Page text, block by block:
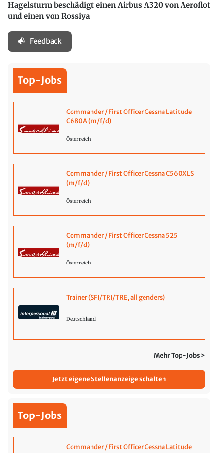
Hagelsturm beschädigt einen Airbus A320 von Aeroflot
und einen von Rossiya
Feedback
Top-Jobs
Commander / First Officer Cessna Latitude
C680A (m/f/d)
Österreich
Commander / First Officer Cessna C560XLS
(m/f/d)
Österreich
Commander / First Officer Cessna 525
(m/f/d)
Österreich
Trainer (SFI/TRI/TRE, all genders)
Deutschland
Mehr Top-Jobs >
Jetzt eigene Stellenanzeige schalten
Top-Jobs
Commander / First Officer Cessna Latitude